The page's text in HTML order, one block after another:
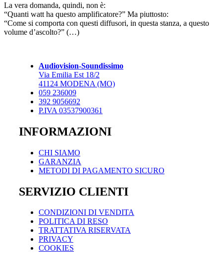
La vera domanda, quindi, non è:
“Quanti watt ha questo amplificatore?” Ma piuttosto:
“Come si comporta con questi diffusori, in questa stanza, a questo
volume d’ascolto?” (…)
Audiovision-Soundissimo
Via Emilia Est 18/2
41124 MODENA (MO)
059 236009
392 9056692
P.IVA 03537900361
INFORMAZIONI
CHI SIAMO
GARANZIA
METODI DI PAGAMENTO SICURO
SERVIZIO CLIENTI
CONDIZIONI DI VENDITA
POLITICA DI RESO
TRATTATIVA RISERVATA
PRIVACY
COOKIES